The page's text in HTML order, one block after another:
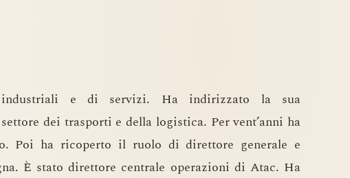
e di servizi. Ha indirizzato la sua
dei trasporti e della logistica. Per vent’anni ha
Poi ha ricoperto il ruolo di direttore generale e
È stato direttore centrale operazioni di Atac. Ha